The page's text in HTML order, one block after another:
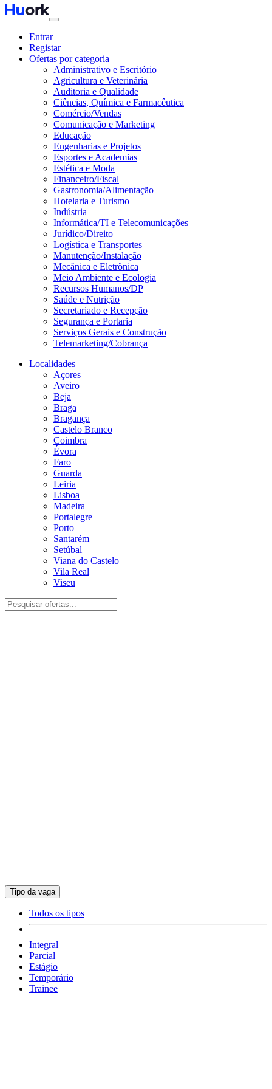
Entrar
Registar
Ofertas por categoria
Administrativo e Escritório
Agricultura e Veterinária
Auditoria e Qualidade
Ciências, Química e Farmacêutica
Comércio/Vendas
Comunicação e Marketing
Educação
Engenharias e Projetos
Esportes e Academias
Estética e Moda
Financeiro/Fiscal
Gastronomia/Alimentação
Hotelaria e Turismo
Indústria
Informática/TI e Telecomunicações
Jurídico/Direito
Logística e Transportes
Manutenção/Instalação
Mecânica e Eletrônica
Meio Ambiente e Ecologia
Recursos Humanos/DP
Saúde e Nutrição
Secretariado e Recepção
Segurança e Portaria
Serviços Gerais e Construção
Telemarketing/Cobrança
Localidades
Açores
Aveiro
Beja
Braga
Bragança
Castelo Branco
Coimbra
Évora
Faro
Guarda
Leiria
Lisboa
Madeira
Portalegre
Porto
Santarém
Setúbal
Viana do Castelo
Vila Real
Viseu
Tipo da vaga
Todos os tipos
Integral
Parcial
Estágio
Temporário
Trainee